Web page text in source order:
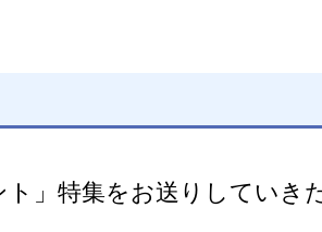
」特集をお送りしていき